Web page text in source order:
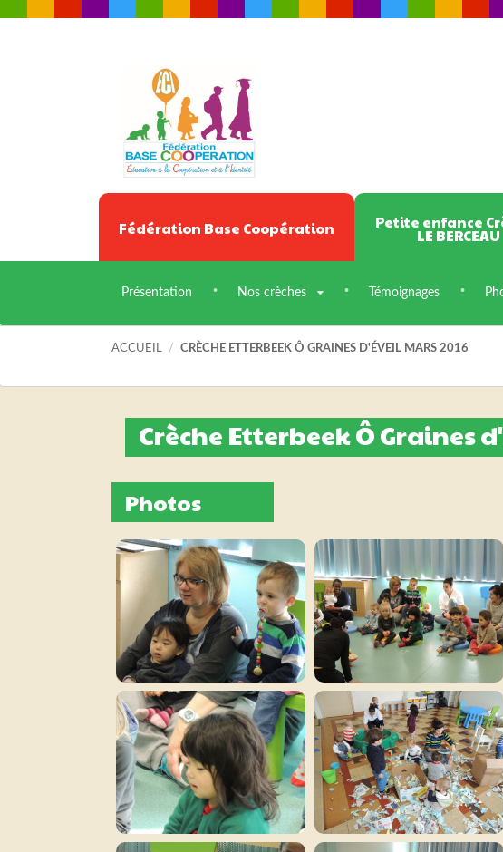
Fédération Base Coopération Petite enfance
LE BERCEAU
Présentation Nos crèches Témoignages
ACCUEIL / CRÈCHE ETTERBEEK Ô GRAINES D'ÉVEIL MARS 2016
Crèche Etterbeek Ô Graines
Photos